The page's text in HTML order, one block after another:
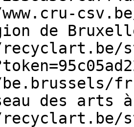
de
des arts